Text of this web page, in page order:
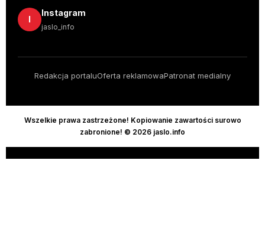
I
Instagram
jaslo_info
Redakcja portaluOferta reklamowaPatronat medialny
Wszelkie prawa zastrzeżone! Kopiowanie zawartości surowo
zabronione! © 2026 jaslo.info